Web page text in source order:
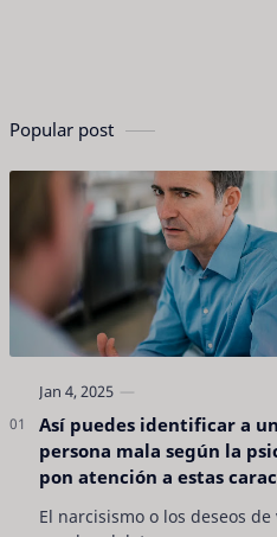
Popular post
Así puedes identificar a
persona mala según la
pon atención a estas
El narcisismo o los deseos de